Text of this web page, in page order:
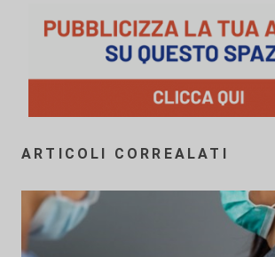
ARTICOLI CORREALATI